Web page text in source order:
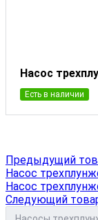
Насос
Есть в наличии
Предыдущий
Насос
Насос
Следующий